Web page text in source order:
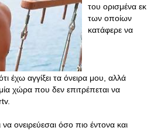
του ορισμένα εκ
των οποίων
κατάφερε να
έχω αγγίξει τα όνειρα μου, αλλά
χώρα που δεν επιτρέπεται να
να ονειρεύεσαι όσο πιο έντονα και